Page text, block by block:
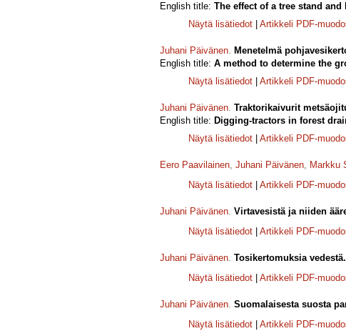
English title: The effect of a tree stand
Näytä lisätiedot
Artikkeli PDF-
Juhani Päivänen. Menetelmä
English title: A method to determine the
Näytä lisätiedot
Artikkeli PDF-
Juhani Päivänen. Traktorikaivurit
English title: Digging-tractors in forest
Näytä lisätiedot
Artikkeli PDF-
Eero Paavilainen, Juhani Päivänen, Markku
Näytä lisätiedot
Artikkeli PDF-
Juhani Päivänen. Virtavesistä ja niiden
Näytä lisätiedot
Artikkeli PDF-
Juhani Päivänen. Tosikertomuksia vedestä.
Näytä lisätiedot
Artikkeli PDF-
Juhani Päivänen. Suomalaisesta suosta
Näytä lisätiedot
Artikkeli PDF-